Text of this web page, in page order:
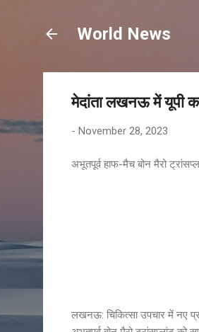
World News
मेदांता लखनऊ में यूपी
- November 28, 2023
अभूतपूर्व हाफ-मैच बोन मैरो
लखनऊ: चिकित्सा उपचार में नए